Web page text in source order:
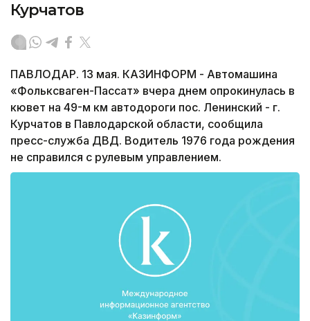
Курчатов
ПАВЛОДАР. 13 мая. КАЗИНФОРМ - Автомашина
«Фольксваген-Пассат» вчера днем опрокинулась в
кювет на 49-м км автодороги пос. Ленинский - г.
Курчатов в Павлодарской области, сообщила
пресс-служба ДВД. Водитель 1976 года рождения
не справился с рулевым управлением.